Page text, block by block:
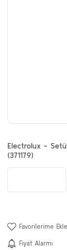
Electrolux -
(371179)
Fiyat Alarmı